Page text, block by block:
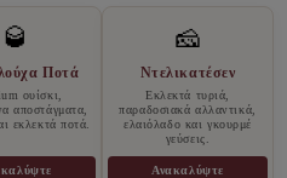
🥃
Ποτά
ουίσκι,
αποστάγματα,
εκλεκτά ποτά.
🧀
Ντελικατέσεν
Εκλεκτά τυριά,
παραδοσιακά αλλαντικά,
ελαιόλαδο και γκουρμέ
γεύσεις.
Ανακαλύψτε